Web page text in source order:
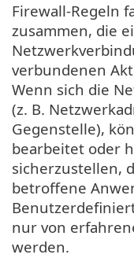
Firewall-Regeln
zusammen, die
verbundenen
Wenn sich die
(z. B.
Gegenstelle),
bearbeitet oder
sicherzustellen,
betroffene
nur von
werden.